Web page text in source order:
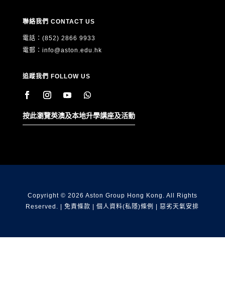
聯絡我們 CONTACT US
電話：(852) 2866 9933
電郵： info@aston.edu.hk
追蹤我們 FOLLOW US
按此瀏覽英澳及本地升學講座及活動
Copyright © 2026 Aston Group Hong Kong. All Rights
Reserved. |免責條款 |個人資料(私隱)條例 |惡劣天氣安排